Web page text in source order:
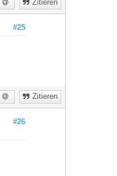
Zitieren
#25
Zitieren
#26